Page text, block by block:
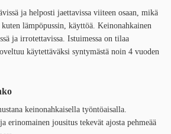
ja helposti jaettavissa viiteen osaan, mikä
lämpöpussin, käyttöä. Keinonahkainen
ja irrotettavissa. Istuimessa on tilaa
käytettäväksi syntymästä noin 4 vuoden
keinonahkaisella työntöaisalla.
erinomainen jousitus tekevät ajosta pehmeää